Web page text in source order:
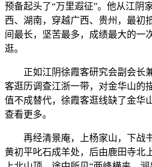
预备起头了“万里遐征”。他从江阴
西、湖南，穿越广西、贵州，最初
间最长，坚苦最多，成绩最大的一
逛。
正如江阴徐霞客研究会副会长
客逛历调查江浙一带，对金华山的
值不成替代，徐霞客逛线缺了金华
查看更多。
再经清景庵，上杨家山，下战书
黄初平叱石成羊处，后由鹿田寺北